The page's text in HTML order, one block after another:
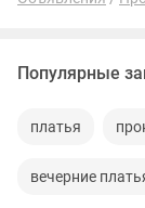
Популярные
платья
вечерние